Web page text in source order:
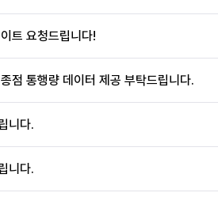
트 요청드립니다!
점 통행량 데이터 제공 부탁드립니다.
니다.
니다.